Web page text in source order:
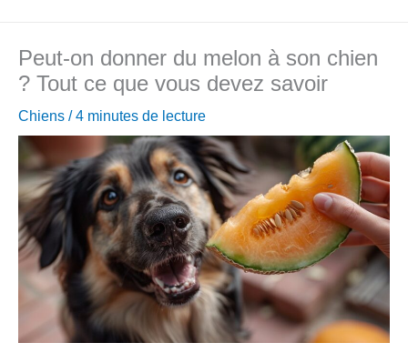
Peut-on donner du melon à son chien
? Tout ce que vous devez savoir
Chiens /4 minutes de lecture